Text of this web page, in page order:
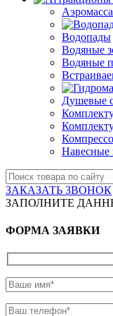
Водопады
Водяные
Водяные
Душевые
Навесные
ЗАКАЗАТЬ ЗВОНОК
ЗАПОЛНИТЕ
ФОРМА ЗАЯВКИ